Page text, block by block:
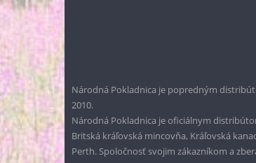
Národná Pokladnica je popredným
2010.
Národná Pokladnica je oficiálnym
Britská kráľovská mincovňa, Kráľovská
Perth. Spoločnosť svojim zákazníkom a